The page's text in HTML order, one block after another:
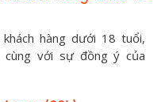
hàng dưới 18 tuổi,
cùng với sự đồng ý của